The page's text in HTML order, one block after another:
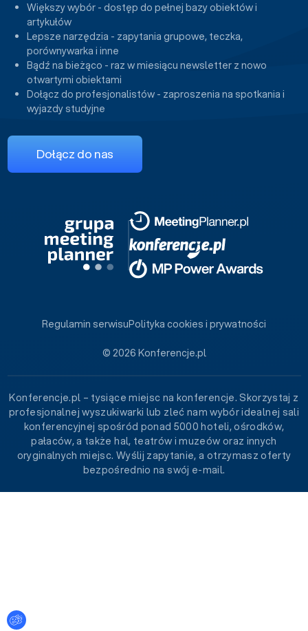
Większy wybór - dostęp do pełnej bazy obiektów i
artykułów
Lepsze narzędzia - zapytania grupowe, teczka,
porównywarka i inne
Bądź na bieżąco - raz w miesiącu newsletter z nowo
otwartymi obiektami
Dołącz do profesjonalistów - zaproszenia na spotkania i
wyjazdy studyjne
Dołącz do nas
© 2026 Konferencje.pl
Regulamin serwisuPolityka cookies i prywatności
Konferencje.pl – tysiące miejsc na konferencje. Skorzystaj z
profesjonalnej wyszukiwarki lub zleć nam wybór idealnej sali
konferencyjnej spośród ponad 5000 hoteli, ośrodków,
pałaców, a także hal, teatrów i muzeów oraz innych
oryginalnych miejsc. Wyślij zapytanie, a otrzymasz oferty
bezpośrednio na swój e-mail.
Ustawienia plików cookies